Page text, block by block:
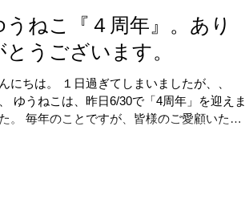
うねこ『４周年』。あり
とうございます。
にちは。 １日過ぎてしまいましたが、、
ゆうねこは、昨日6/30で「4周年」を迎えま
。 毎年のことですが、皆様のご愛顧いただ